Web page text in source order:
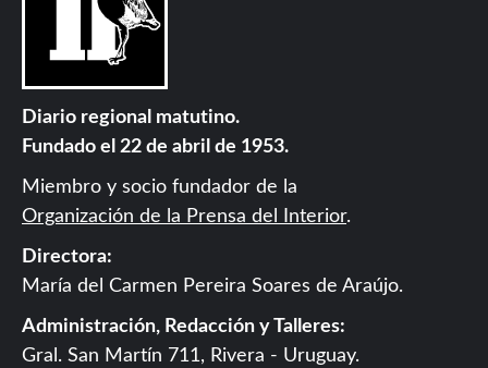
Diario regional matutino.
Fundado el 22 de abril de 1953.
Miembro y socio fundador de la
Organización de la Prensa del Interior.
Directora:
María del Carmen Pereira Soares de Araújo.
Administración, Redacción y Talleres:
Gral. San Martín 711, Rivera - Uruguay.